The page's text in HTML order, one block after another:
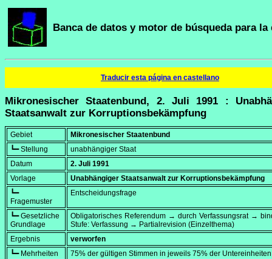
Banca de datos y motor de búsqueda para
Traducir esta página en castellano
Mikronesischer Staatenbund, 2. Juli 1991 :
Staatsanwalt zur Korruptionsbekämpfung
Gebiet
Mikronesischer Staatenbund
┗━ Stellung
unabhängiger Staat
Datum
2. Juli 1991
Vorlage
Unabhängiger Staatsanwalt zur Korruptionsbekämpfung
┗━
Fragemuster
Entscheidungsfrage
┗━ Gesetzliche
Grundlage
Obligatorisches Referendum → durch Verfassungsrat →
Stufe: Verfassung → Partialrevision (Einzelthema)
Ergebnis
verworfen
┗━ Mehrheiten
75% der gültigen Stimmen in jeweils 75% der Untereinheiten